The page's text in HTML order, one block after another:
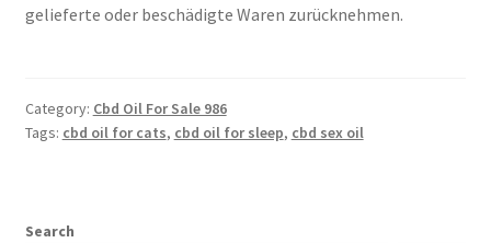
gelieferte oder beschädigte Waren zurücknehmen.
Category: Cbd Oil For Sale 986
Tags: cbd oil for cats, cbd oil for sleep, cbd sex oil
Search